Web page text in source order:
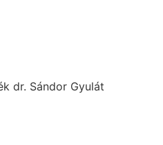
dr. Sándor Gyulát